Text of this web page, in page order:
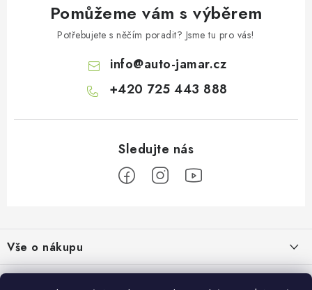
Pomůžeme vám s výběrem
Potřebujete s něčím poradit? Jsme tu pro vás!
info@auto-jamar.cz
+420 725 443 888
p
a
Vše o nákupu
Doprava a platba